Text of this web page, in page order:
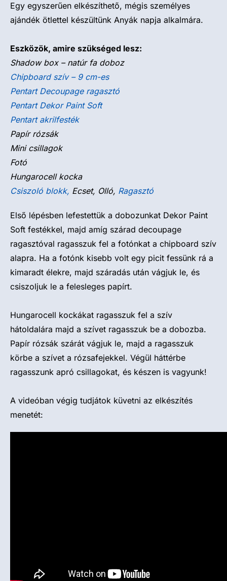
Egy egyszerűen elkészíthető, mégis személyes
ajándék ötlettel készültünk Anyák napja alkalmára.
Eszközök, amire szükséged lesz:
Shadow box – natúr fa doboz
Chipboard szív – 9 cm-es
Pentart Decoupage ragasztó
Pentart Dekor Paint Soft
Pentart akrilfesték
Papír rózsák
Mini csillagok
Fotó
Hungarocell kocka
Csiszoló blokk, Ecset, Olló, Ragasztó
Első lépésben lefestettük a dobozunkat Dekor Paint
Soft festékkel, majd amíg szárad decoupage
ragasztóval ragasszuk fel a fotónkat a chipboard szív
alapra. Ha a fotónk kisebb volt egy picit fessünk rá a
kimaradt élekre, majd száradás után vágjuk le, és
csiszoljuk le a felesleges papírt.
Hungarocell kockákat ragasszuk fel a szív
hátoldalára majd a szívet ragasszuk be a dobozba.
Papír rózsák szárát vágjuk le, majd a ragasszuk
körbe a szívet a rózsafejekkel. Végül háttérbe
ragasszunk apró csillagokat, és készen is vagyunk!
A videóban végig tudjátok küvetni az elkészítés
menetét: